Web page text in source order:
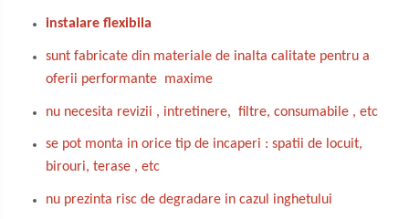
instalare flexibila
sunt fabricate din materiale de inalta calitate pentru a
oferii performante maxime
nu necesita revizii , intretinere, filtre, consumabile , etc
se pot monta in orice tip de incaperi : spatii de locuit,
birouri, terase , etc
nu prezinta risc de degradare in cazul inghetului